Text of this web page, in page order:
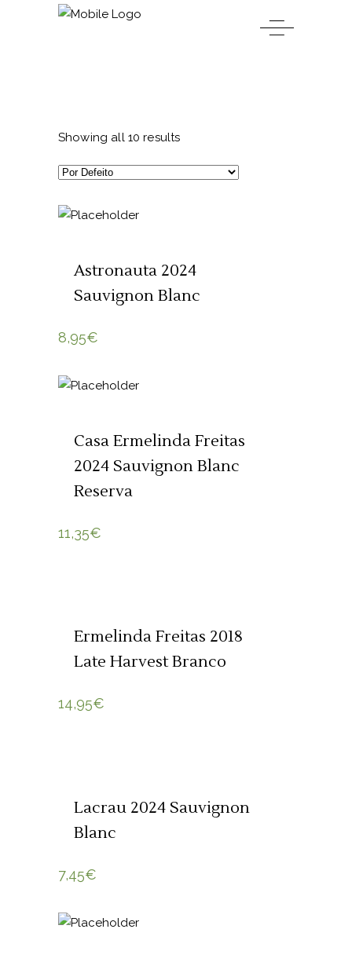
Showing all 10 results
Astronauta 2024
Sauvignon Blanc
8,95€
Casa Ermelinda Freitas
2024 Sauvignon Blanc
Reserva
11,35€
Ermelinda Freitas 2018
Late Harvest Branco
14,95€
Lacrau 2024 Sauvignon
Blanc
7,45€